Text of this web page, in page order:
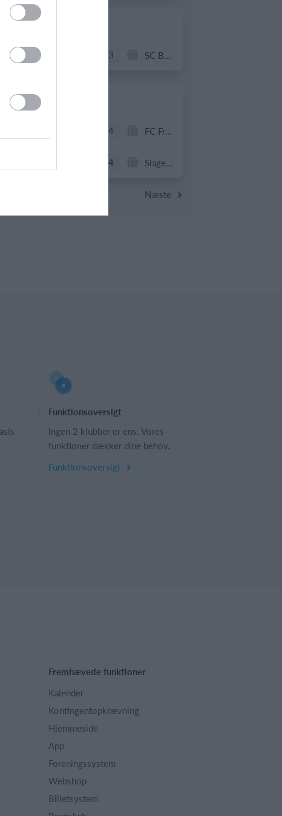
3 SC Boca Vista
19. juni
4 FC Frederikberg
4 Slagelse B&I
Næste
Funktionsoversigt
Ingen 2 klubber er ens. Vores
funktioner dækker dine behov.
Funktionsoversigt
Fremhævede funktioner
Kalender
Kontingentopkrævning
Hjemmeside
App
Foreningssystem
Webshop
Billetsystem